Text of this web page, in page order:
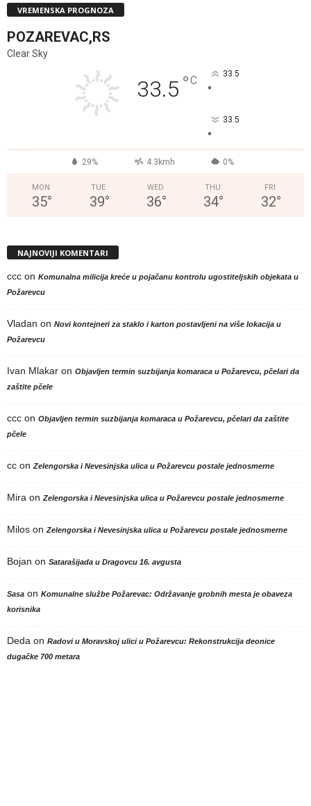
VREMENSKA PROGNOZA
POZAREVAC,RS
Clear Sky
33.5 °C 33.5
°
33.5
°
29% 4.3kmh 0%
MON
35°
TUE
39°
WED
36°
THU
34°
FRI
32°
NAJNOVIJI KOMENTARI
ccc on Komunalna milicija kreće u pojačanu kontrolu ugostiteljskih objekata u
Požarevcu
Vladan on Novi kontejneri za staklo i karton postavljeni na više lokacija u
Požarevcu
Ivan Mlakar on Objavljen termin suzbijanja komaraca u Požarevcu, pčelari da
zaštite pčele
ccc on Objavljen termin suzbijanja komaraca u Požarevcu, pčelari da zaštite
pčele
cc on Zelengorska i Nevesinjska ulica u Požarevcu postale jednosmerne
Mira on Zelengorska i Nevesinjska ulica u Požarevcu postale jednosmerne
Milos on Zelengorska i Nevesinjska ulica u Požarevcu postale jednosmerne
Bojan on Satarašijada u Dragovcu 16. avgusta
Sasa on Komunalne službe Požarevac: Održavanje grobnih mesta je obaveza
korisnika
Deda on Radovi u Moravskoj ulici u Požarevcu: Rekonstrukcija deonice
dugačke 700 metara